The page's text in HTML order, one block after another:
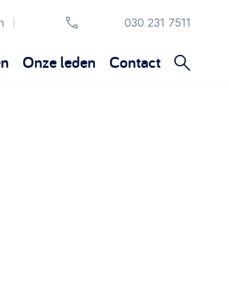
030 231 7511
Onze leden Contact